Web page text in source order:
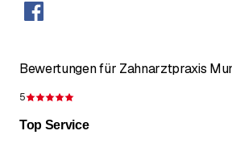
Bewertungen für Zahnarztpraxis
5
Top Service